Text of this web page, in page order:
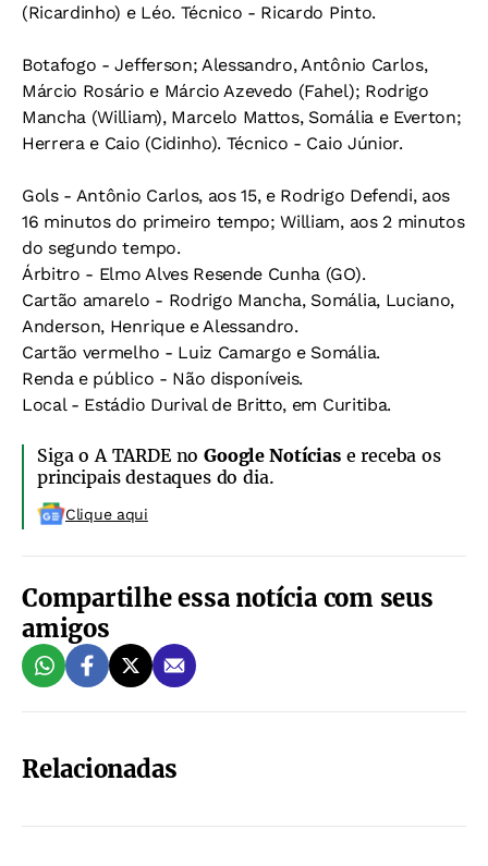
(Ricardinho) e Léo. Técnico - Ricardo Pinto.
Botafogo - Jefferson; Alessandro, Antônio Carlos,
Márcio Rosário e Márcio Azevedo (Fahel); Rodrigo
Mancha (William), Marcelo Mattos, Somália e Everton;
Herrera e Caio (Cidinho). Técnico - Caio Júnior.
Gols - Antônio Carlos, aos 15, e Rodrigo Defendi, aos
16 minutos do primeiro tempo; William, aos 2 minutos
do segundo tempo.
Árbitro - Elmo Alves Resende Cunha (GO).
Cartão amarelo - Rodrigo Mancha, Somália, Luciano,
Anderson, Henrique e Alessandro.
Cartão vermelho - Luiz Camargo e Somália.
Renda e público - Não disponíveis.
Local - Estádio Durival de Britto, em Curitiba.
Siga o A TARDE noGoogle Notíciase receba os
principais destaques do dia.
Clique aqui
Compartilhe essa notícia com seus
amigos
Relacionadas